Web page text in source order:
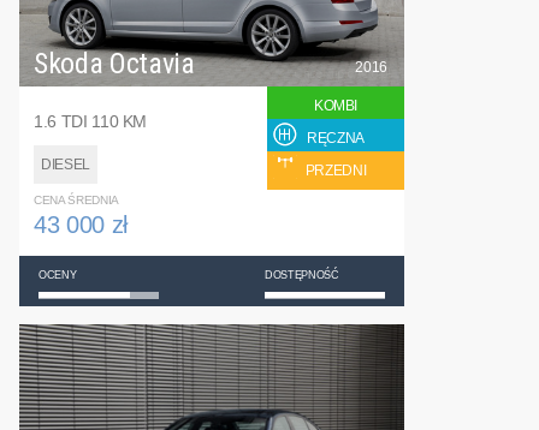
Skoda Octavia
1.6 TDI 110 KM
DIESEL
2016
KOMBI
RĘCZNA
PRZEDNI
CENA ŚREDNIA
43 000 zł
OCENY DOSTĘPNOŚĆ